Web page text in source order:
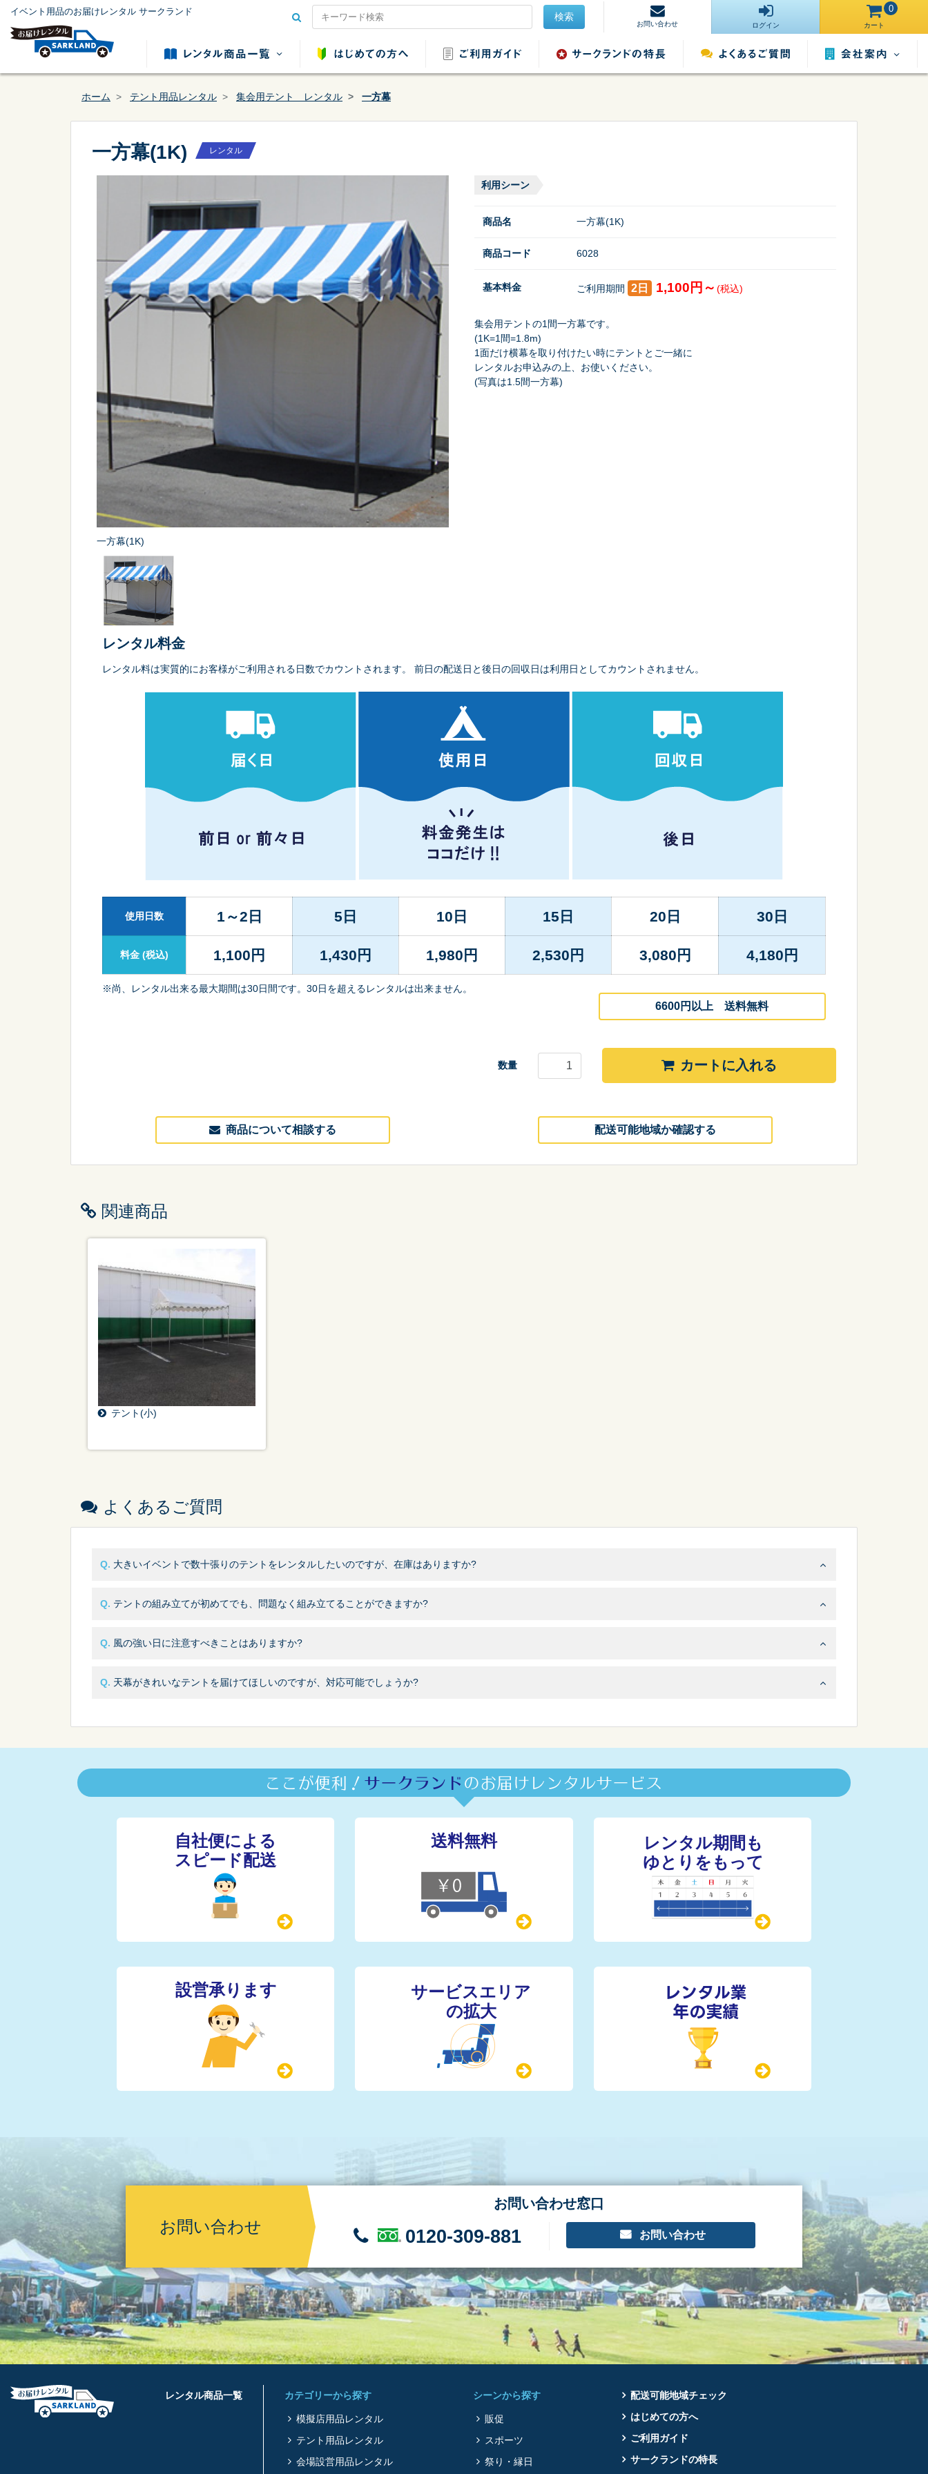
イベント用品のお届けレンタル サークランド
冷暖房用品レンタル 発電機レンタル
野球・ソフトボール
用品レンタル
販促
検索
お問い合わせ ログイン カート
0
ホーム テント用品レンタル 集会用テント レンタル 一方幕
一方幕(1K) レンタル
一方幕(1K)
利用シーン
商品名 一方幕(1K)
商品コード 6028
基本料金 ご利用期間 2日 1,100円～ (税込)
集会用テントの1間一方幕です。
(1K=1間=1.8m)
1面だけ横幕を取り付けたい時にテントとご一緒に
レンタルお申込みの上、お使いください。
(写真は1.5間一方幕)
レンタル料金
レンタル料は実質的にお客様がご利用される日数でカウントされます。 前日の配送日と後日の回収日は利用日としてカウントされません。
使用日数 1～2日 5日 10日 15日 20日 30日
料金 (税込) 1,100 円 1,430 円 1,980 円 2,530 円 3,080 円 4,180 円
※尚、レンタル出来る最大期間は30日間です。30日を超えるレンタルは出来ません。
6600円以上 送料無料
数量 カートに入れる
商品について相談する 配送可能地域か確認する
関連商品
テント(小)
よくあるご質問
大きいイベントで数十張りのテントをレンタルしたいのですが、在庫はありますか?
テントの組み立てが初めてでも、問題なく組み立てることができますか?
風の強い日に注意すべきことはありますか?
天幕がきれいなテントを届けてほしいのですが、対応可能でしょうか?
レンタル業
年の実績
お問い合わせ
お問い合わせ窓口
0120-309-881 お問い合わせ
レンタル商品一覧 カテゴリーから探す
模擬店用品レンタル
テント用品レンタル
会場設営用品レンタル
シーンから探す
販促
スポーツ
祭り・縁日
配送可能地域チェック
はじめての方へ
ご利用ガイド
サークランドの特長